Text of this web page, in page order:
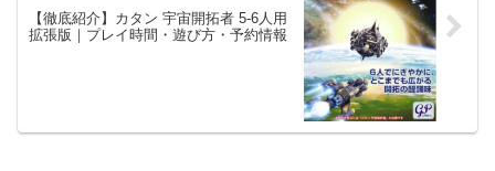
【徹底紹介】カタン 宇宙開拓者 5-6人用
拡張版｜プレイ時間・遊び方・予約情報